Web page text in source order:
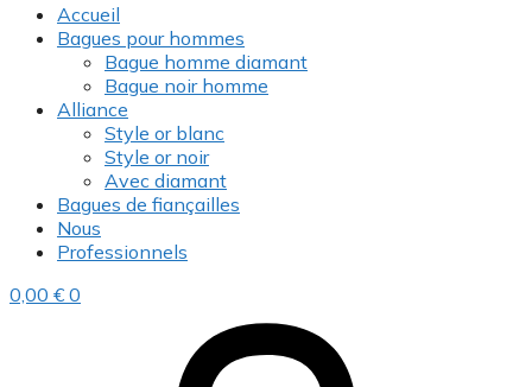
Accueil
Bagues pour hommes
Bague homme diamant
Bague noir homme
Alliance
Style or blanc
Style or noir
Avec diamant
Bagues de fiançailles
Nous
Professionnels
0,00 € 0